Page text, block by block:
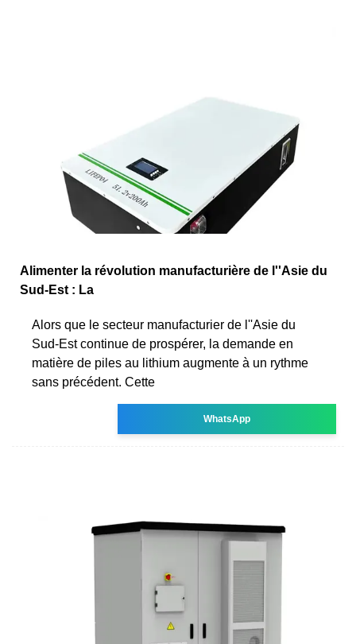
Alimenter la révolution manufacturière de l''Asie du
Sud-Est : La
Alors que le secteur manufacturier de l''Asie du
Sud-Est continue de prospérer, la demande en
matière de piles au lithium augmente à un rythme
sans précédent. Cette
WhatsApp